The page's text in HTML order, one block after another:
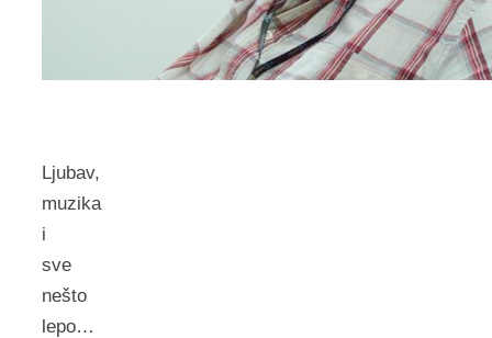
Ljubav,
muzika
i
sve
nešto
lepo…